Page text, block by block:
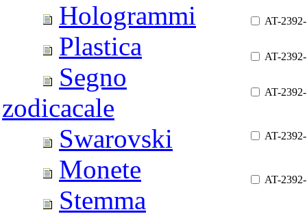
Hologrammi
Plastica
Segno
zodicacale
Swarovski
Monete
Stemma
AT-
AT-
AT-
AT-
AT-